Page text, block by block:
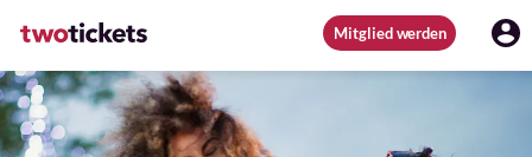
Mitglied werden